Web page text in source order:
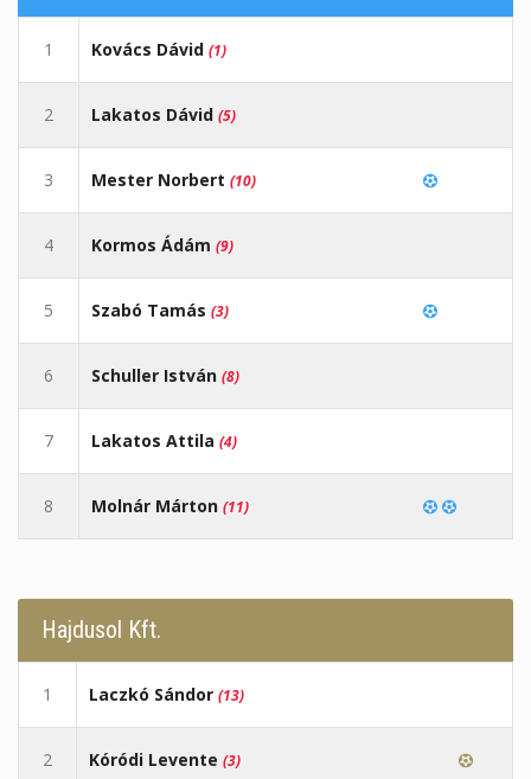
1 Kovács Dávid (1)
2 Lakatos Dávid (5)
3 Mester Norbert (10)
4 Kormos Ádám (9)
5 Szabó Tamás (3)
6 Schuller István (8)
7 Lakatos Attila (4)
8 Molnár Márton (11)
Hajdusol Kft.
1 Laczkó Sándor (13)
2 Kóródi Levente (3)